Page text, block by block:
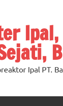
Ipal PT.